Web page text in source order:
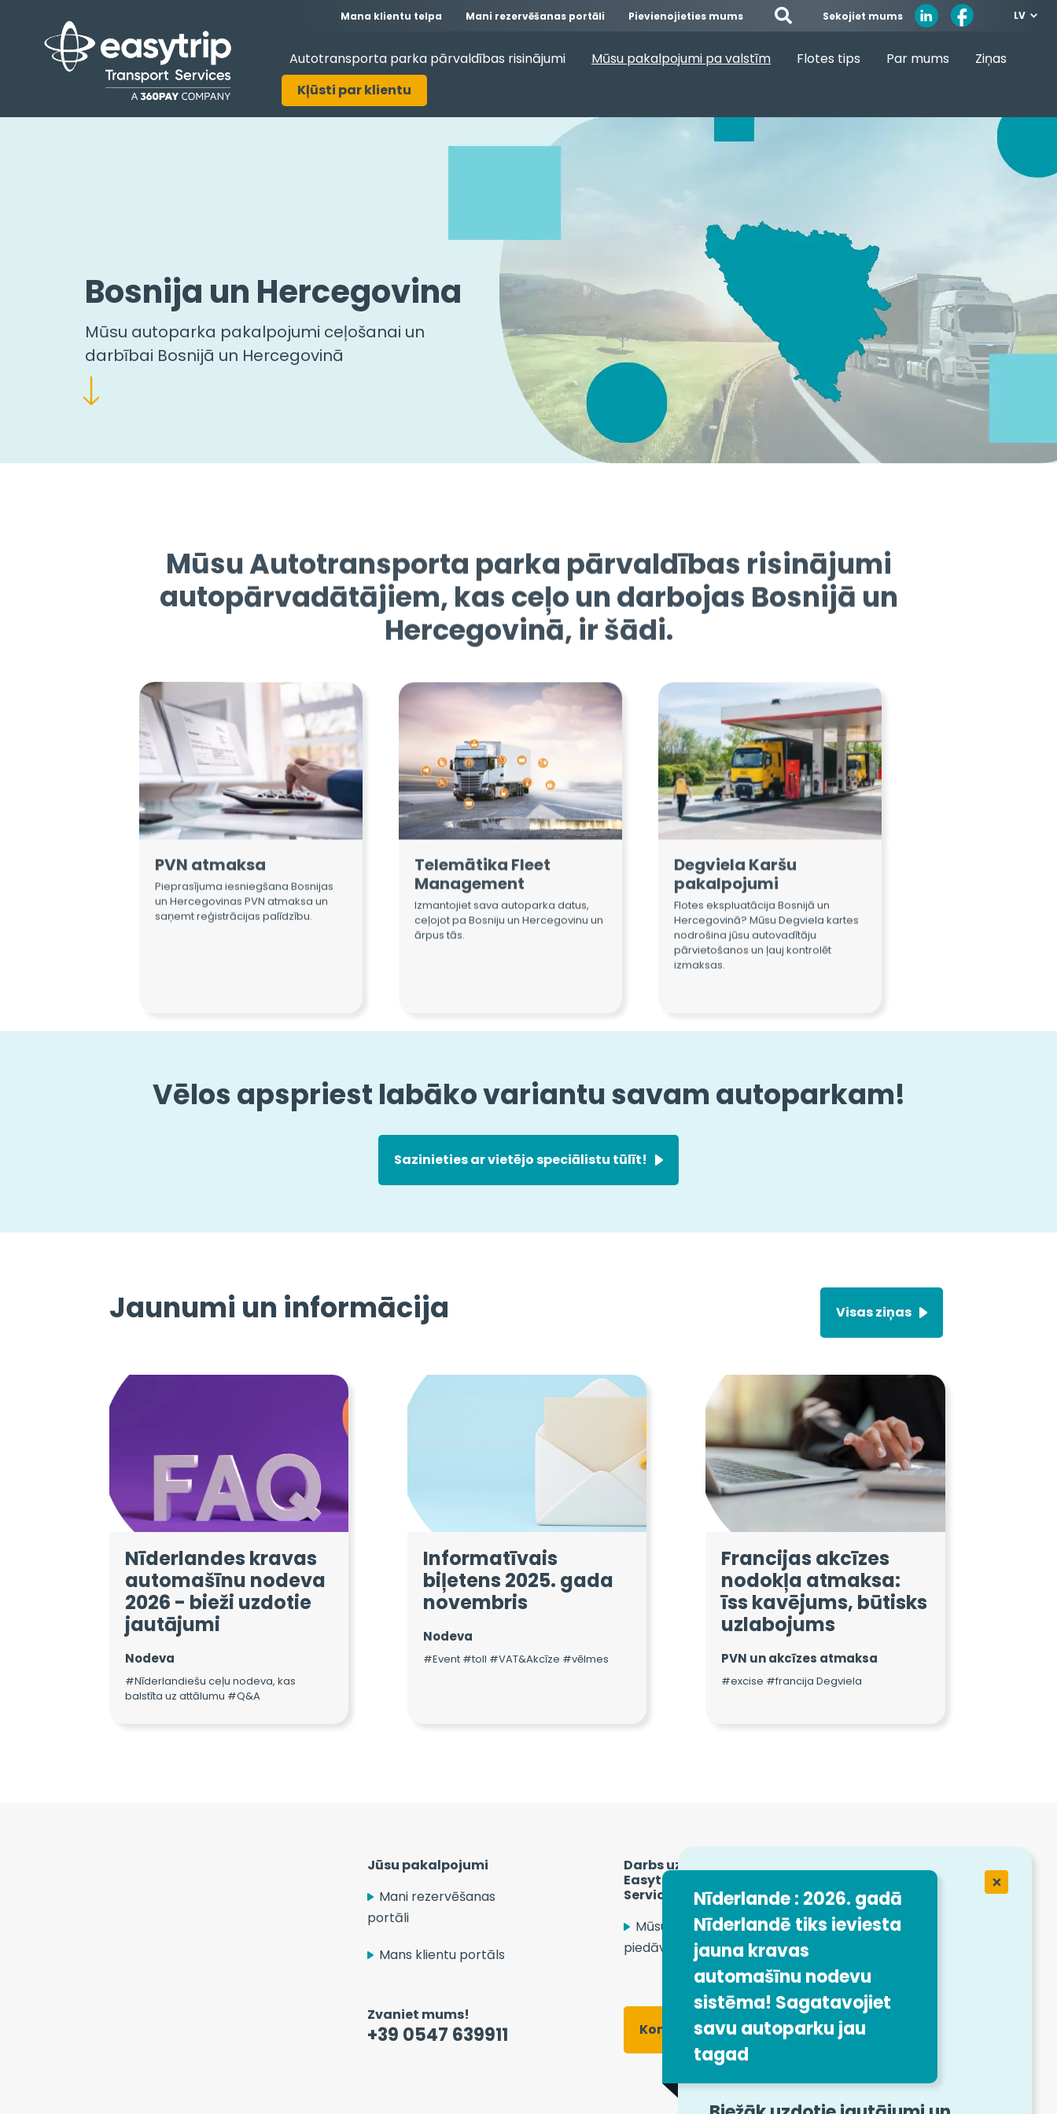
Nīderlande : 2026. gadā
Nīderlandē tiks ieviesta
jauna kravas
automašīnu nodevu
sistēma! Sagatavojiet
savu autoparku jau
tagad
Mana klientu telpa Mani rezervēšanas portāli Pievienojieties mums Sekojiet mums LV
Autotransporta parka pārvaldības risinājumi Mūsu pakalpojumi pa valstīm Flotes tips Par mums
Ziņas
Kļūsti par klientu
Bosnija un Hercegovina
Mūsu autoparka pakalpojumi ceļošanai un
darbībai Bosnijā un Hercegovinā
autopārvadātājiem, kas ceļo un darbojas Bosnijā un
Hercegovinā, ir šādi.
PVN atmaksa
Pieprasījuma iesniegšana Bosnijas
un Hercegovinas PVN atmaksa un
saņemt reģistrācijas palīdzību.
Telemātika Fleet
Management
Izmantojiet sava autoparka datus,
ceļojot pa Bosniju un Hercegovinu un
ārpus tās.
Degviela Karšu
pakalpojumi
Flotes ekspluatācija Bosnijā un
Hercegovinā? Mūsu Degviela kartes
nodrošina jūsu autovadītāju
pārvietošanos un ļauj kontrolēt
izmaksas.
Vēlos apspriest labāko variantu savam autoparkam!
Sazinieties ar vietējo speciālistu tūlīt!
Jaunumi un informācija Visas ziņas
Nīderlandes kravas
automašīnu nodeva
2026 - bieži uzdotie
jautājumi
Nodeva
#Nīderlandiešu ceļu nodeva, kas
balstīta uz attālumu #Q&A
Informatīvais
biļetens 2025. gada
novembris
Nodeva
#Event #toll #VAT&Akcīze #vēlmes
Francijas akcīzes
nodokļa atmaksa:
īss kavējums, būtisks
uzlabojums
PVN un akcīzes atmaksa
#excise #francija Degviela
Jūsu pakalpojumi
Mani rezervēšanas
portāli
Mans klientu portāls
Darbs uzņēmumā
Easytrip Transport
Services
Mūsu darba
piedāvājumi
Zvaniet mums!
+39 0547 639911 Kontaktinformācija